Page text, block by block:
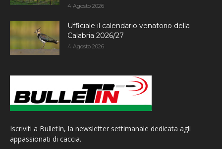
4 Agosto 2026
Ufficiale il calendario venatorio della
Calabria 2026/27
4 Agosto 2026
Iscriviti a BulletIn, la newsletter settimanale dedicata agli
appassionati di caccia.